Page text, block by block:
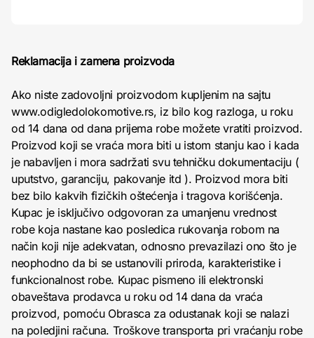
Reklamacija i zamena proizvoda
Ako niste zadovoljni proizvodom kupljenim na sajtu
www.odigledolokomotive.rs, iz bilo kog razloga, u roku
od 14 dana od dana prijema robe možete vratiti proizvod.
Proizvod koji se vraća mora biti u istom stanju kao i kada
je nabavljen i mora sadržati svu tehničku dokumentaciju (
uputstvo, garanciju, pakovanje itd ). Proizvod mora biti
bez bilo kakvih fizičkih oštećenja i tragova korišćenja.
Kupac je isključivo odgovoran za umanjenu vrednost
robe koja nastane kao posledica rukovanja robom na
način koji nije adekvatan, odnosno prevazilazi ono što je
neophodno da bi se ustanovili priroda, karakteristike i
funkcionalnost robe. Kupac pismeno ili elektronski
obaveštava prodavca u roku od 14 dana da vraća
proizvod, pomoću Obrasca za odustanak koji se nalazi
na poledjini računa. Troškove transporta pri vraćanju robe